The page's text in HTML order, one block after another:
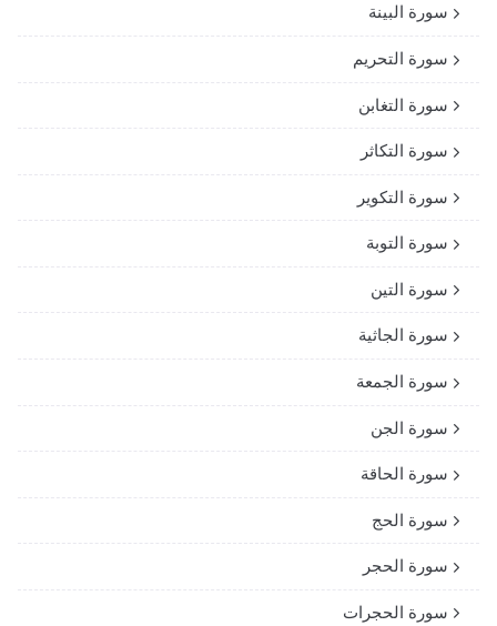
سورة البينة
سورة التحريم
سورة التغابن
سورة التكاثر
سورة التكوير
سورة التوبة
سورة التين
سورة الجاثية
سورة الجمعة
سورة الجن
سورة الحاقة
سورة الحج
سورة الحجر
سورة الحجرات